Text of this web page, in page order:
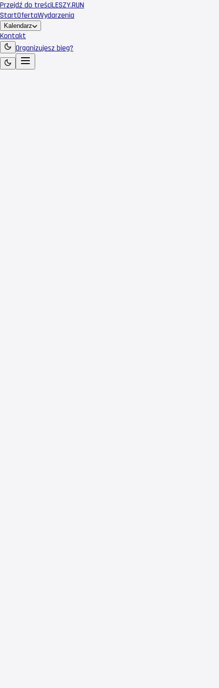
Przejdź do treściLESZY.RUN
StartOfertaWydarzenia
Kalendarz
Kontakt
Organizujesz bieg?